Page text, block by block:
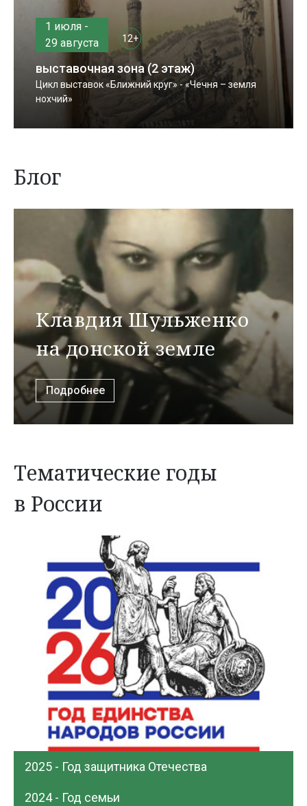
1 июля -
29 августа
12+
выставочная зона (2 этаж)
Цикл выставок «Ближний круг» - «Чечня – земля
нохчий»
Блог
Клавдия Шульженко
на донской земле
Подробнее
Тематические годы
в России
2025 - Год защитника Отечества
2024 - Год семьи